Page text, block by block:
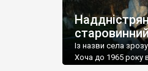
Із назви села
Хоча до 1965 року